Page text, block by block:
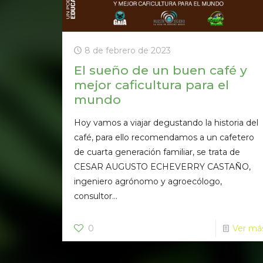
8 de febrero de 2023
El sueño de un buen café y
mejor caficultura para el
mundo
Hoy vamos a viajar degustando la historia del
café, para ello recomendamos a un cafetero
de cuarta generación familiar, se trata de
CESAR AUGUSTO ECHEVERRY CASTAÑO,
ingeniero agrónomo y agroecólogo,
consultor...
0 Ver